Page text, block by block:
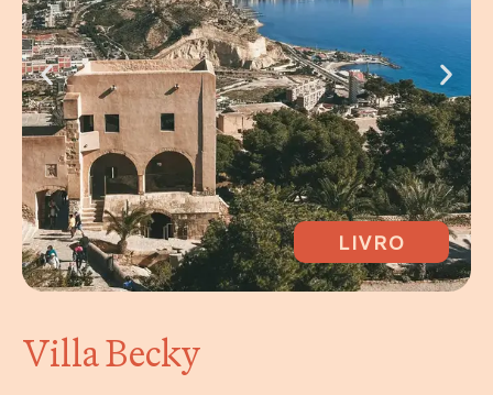
LIVRO
Villa Becky